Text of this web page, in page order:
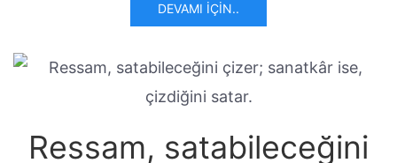
DEVAMI İÇIN..
Ressam, satabileceğini